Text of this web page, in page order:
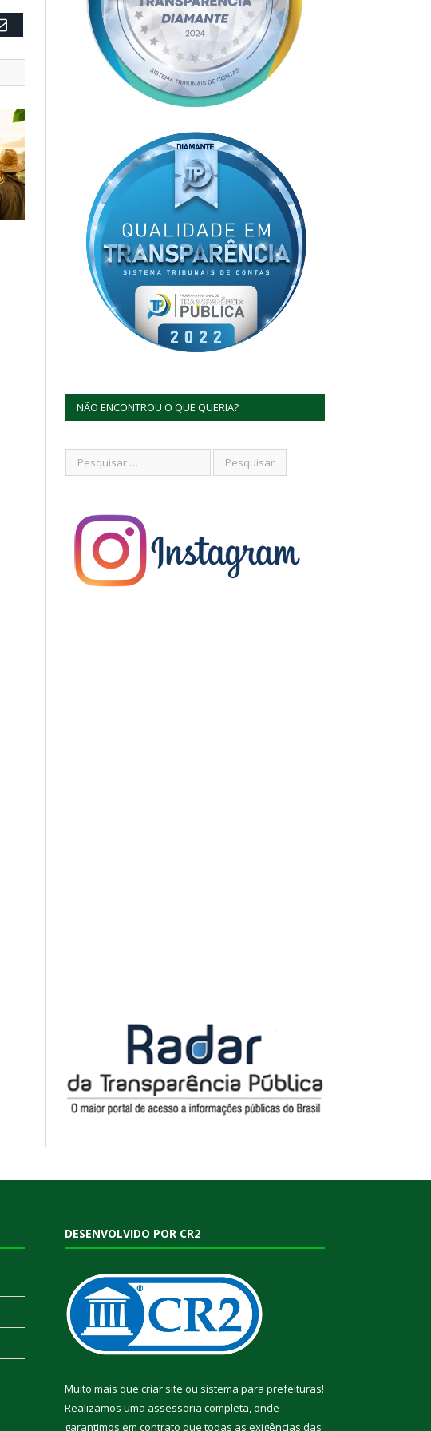
Email
NÃO ENCONTROU O QUE QUERIA?
DESENVOLVIDO POR CR2
Muito mais que criar site ou sistema para prefeituras!
Realizamos uma assessoria completa, onde
garantimos em contrato que todas as exigências das